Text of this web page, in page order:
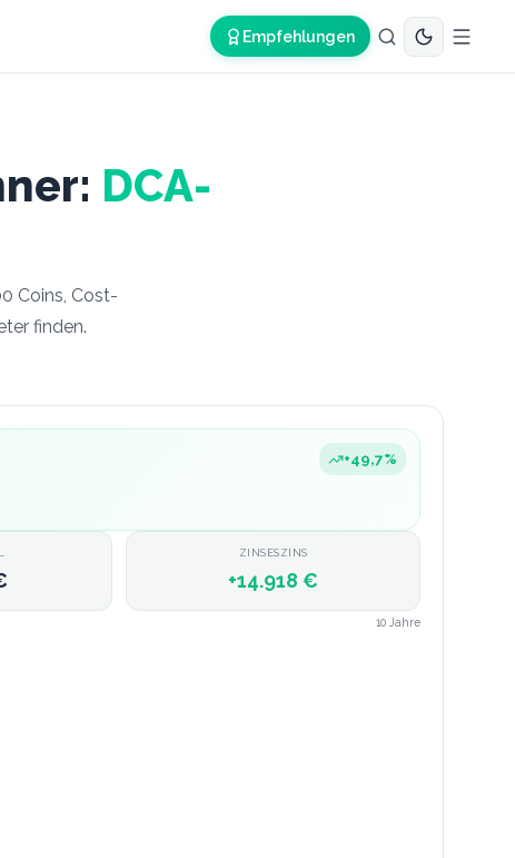
Empfehlungen
DCA-
Coins, Cost-
finden.
+49,7%
ZINSESZINS
+14.918 €
10 Jahre